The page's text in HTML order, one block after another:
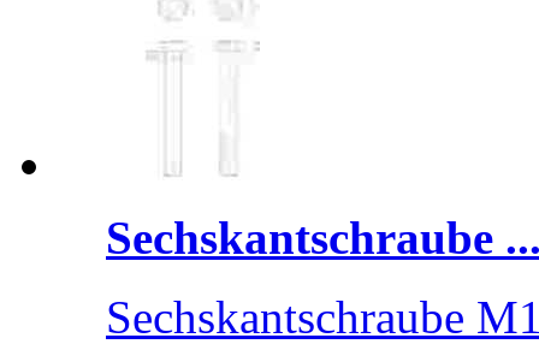
Sechskantschraube
Sechskantschraube